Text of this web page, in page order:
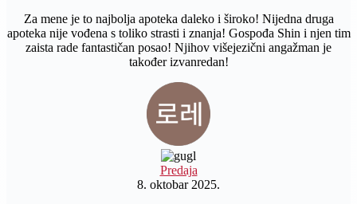
Za mene je to najbolja apoteka daleko i široko! Nijedna druga
apoteka nije vođena s toliko strasti i znanja! Gospođa Shin i njen tim
zaista rade fantastičan posao! Njihov višejezični angažman je
također izvanredan!
Predaja
8. oktobar 2025.